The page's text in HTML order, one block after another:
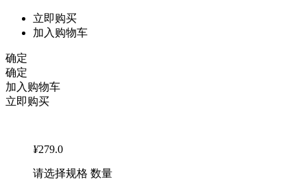
立即购买
加入购物车
确定
确定
加入购物车
立即购买
¥279.0
请选择规格 数量